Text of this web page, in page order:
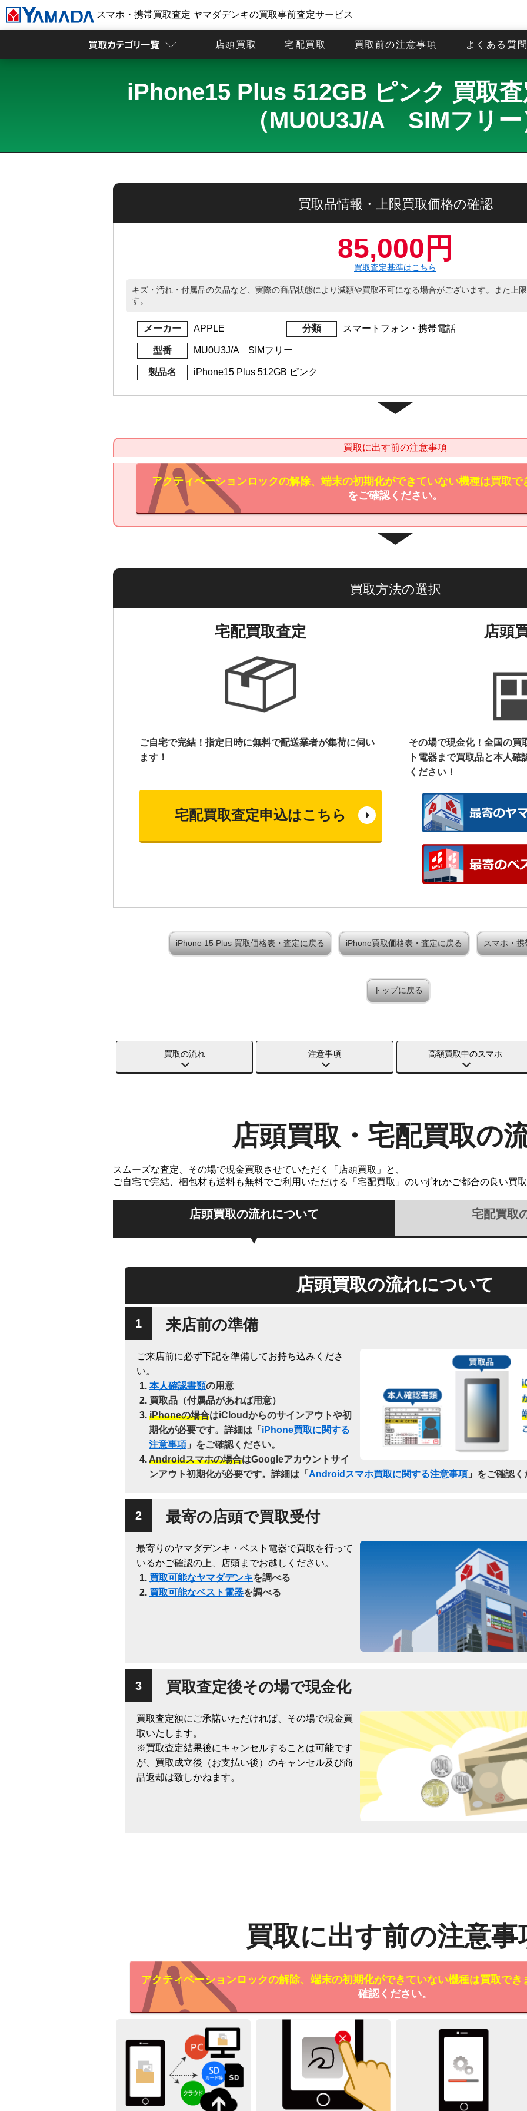
スマホ・携帯買取査定 ヤマダデンキの買取事前査定サービス
店頭買取 宅配買取 買取前の注意事項 よくある質
iPhone15 Plus 512GB ピンク 買取
（MU0U3J/A SIMフリー
買取品情報・上限買取価格の確認
85,000円
買取査定基準はこちら
キズ・汚れ・付属品の欠品など、実際の商品状態により減額や買取不可になる場合がございます。また上
す。
メーカー APPLE 分類 スマートフォン・携帯電話
型番 MU0U3J/A SIMフリー
製品名 iPhone15 Plus 512GB ピンク
買取に出す前の注意事項
アクティベーションロックの解除、端末の初期化ができていない機種は買取で
をご確認ください。
買取方法の選択
宅配買取査定
ご自宅で完結！指定日時に無料で配送業者が集荷に伺い
ます！
宅配買取査定申込はこちら
店頭
その場で現金化！全国の買
ト電器まで買取品と本人確
ください！
iPhone 15 Plus 買取価格表・査定に戻る iPhone買取価格表・査定に戻る スマホ・携
トップに戻る
買取の流れ 注意事項 高額買取中のスマホ
店頭買取・宅配買取の
スムーズな査定、その場で現金買取させていただく「店頭買取」と、
ご自宅で完結、梱包材も送料も無料でご利用いただける「宅配買取」のいずれかご都合の良い買
店頭買取の流れについて 宅配買取
店頭買取の流れについて
来店前の準備
ご来店前に必ず下記を準備してお持ち込みくださ
い。
本人確認書類の用意
買取品（付属品があれば用意）
iPhoneの場合はiCloudからのサインアウトや初
期化が必要です。詳細は「 iPhone買取に関する
注意事項 」をご確認ください。
Androidスマホの場合はGoogleアカウントサイ
ンアウト初期化が必要です。詳細は「 Androidスマホ買取に関する注意事項 」をご確認
最寄の店頭で買取受付
最寄りのヤマダデンキ・ベスト電器で買取を行って
いるかご確認の上、店頭までお越しください。
買取可能なヤマダデンキを調べる
買取可能なベスト電器を調べる
買取査定後その場で現金化
買取査定額にご承諾いただければ、その場で現金買
取いたします。
※買取査定結果後にキャンセルすることは可能です
が、買取成立後（お支払い後）のキャンセル及び商
品返却は致しかねます。
買取に出す前の注意事
アクティベーションロックの解除、端末の初期化ができていない機種は買取でき
確認ください。